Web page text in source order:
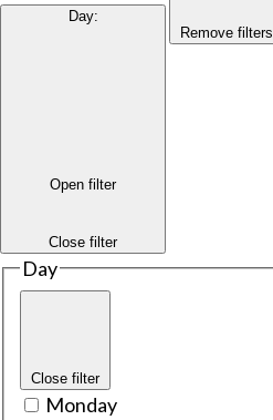
Day:
Open filter
Close filter
Remove filters
Day
Close filter
Monday